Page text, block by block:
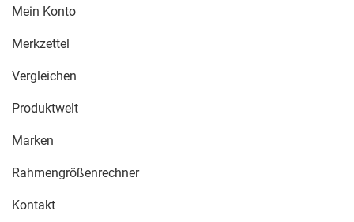
Mein Konto
Merkzettel
Vergleichen
Produktwelt
Marken
Rahmengrößenrechner
Kontakt